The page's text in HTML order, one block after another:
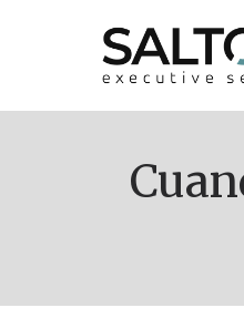
Cuando ser mediocre es lo mejor que puedes hacer para tu